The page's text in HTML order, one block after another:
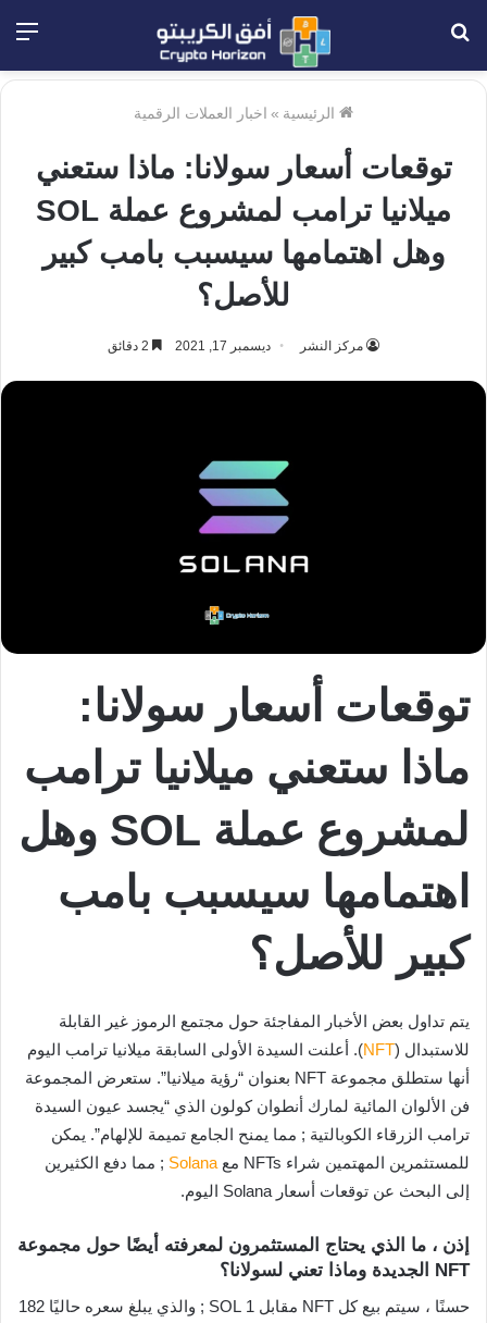
الرئيسية » اخبار العملات الرقمية
توقعات أسعار سولانا: ماذا ستعني
ميلانيا ترامب لمشروع عملة SOL
وهل اهتمامها سيسبب بامب كبير
للأصل؟
مركز النشر ديسمبر 17, 2021
توقعات أسعار سولانا:
ماذا ستعني ميلانيا ترامب
لمشروع عملة SOL وهل
اهتمامها سيسبب بامب
كبير للأصل؟
يتم تداول بعض الأخبار المفاجئة حول مجتمع الرموز غير القابلة
للاستبدال (NFT). أعلنت السيدة الأولى السابقة ميلانيا ترامب اليوم
أنها ستطلق مجموعة NFT بعنوان “رؤية ميلانيا”. ستعرض المجموعة
فن الألوان المائية لمارك أنطوان كولون الذي “يجسد عيون السيدة
ترامب الزرقاء الكوبالتية ; مما يمنح الجامع تميمة للإلهام”. يمكن
للمستثمرين المهتمين شراء NFTs مع
Solana ; مما دفع الكثيرين
إلى البحث عن توقعات أسعار Solana اليوم.
إذن ، ما الذي يحتاج المستثمرون لمعرفته أيضًا حول مجموعة
NFT الجديدة وماذا تعني لسولانا؟
حسنًا ، سيتم بيع كل NFT مقابل 1 SOL ; والذي يبلغ سعره حاليًا 182